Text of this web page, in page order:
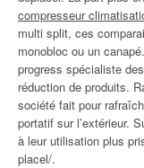
compresseur
multi split, ces
monobloc ou un
progress spécialiste
réduction de produits.
société fait pour
portatif sur l’extérieur.
à leur utilisation plus
placel/.